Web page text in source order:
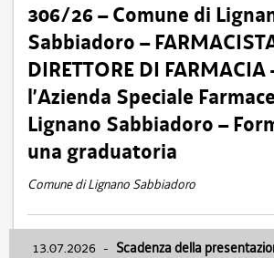
306/26 – Comune di
Sabbiadoro –
DIRETTORE DI
l’Azienda Speciale
Lignano Sabbiadoro –
una graduatoria
Comune di Lignano Sabbiadoro
13.07.2026 - Scadenza della